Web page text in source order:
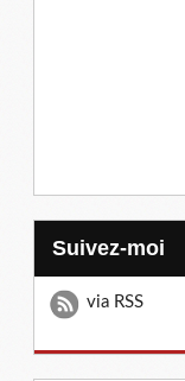
Suivez-moi
via RSS